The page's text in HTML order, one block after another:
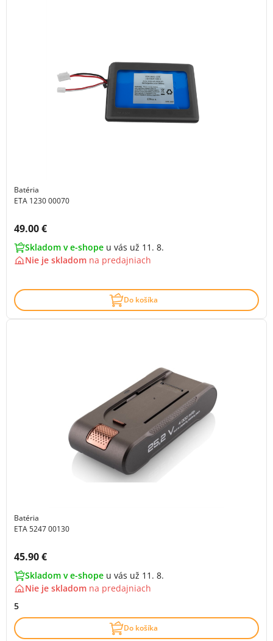
Batéria
ETA 1230 00070
Cena s DPH:
49.00 €
Skladom v e-shope u vás už 11. 8.
Nie je skladom na predajniach
Do košíka
Batéria
ETA 5247 00130
Cena s DPH:
45.90 €
Skladom v e-shope u vás už 11. 8.
Nie je skladom na predajniach
5
Do košíka